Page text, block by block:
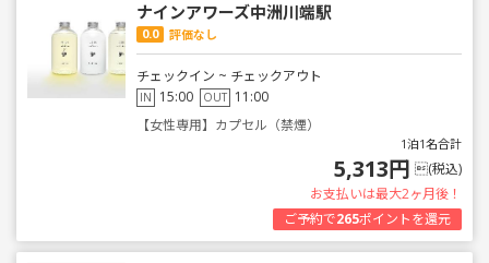
ナインアワーズ中洲川端駅
0.0 評価なし
チェックイン ~ チェックアウト
IN 15:00 OUT 11:00
【女性専用】カプセル（禁煙）
1泊1名合計
5,313円 (税込)
お支払いは最大2ヶ月後！
ご予約で265ポイントを還元